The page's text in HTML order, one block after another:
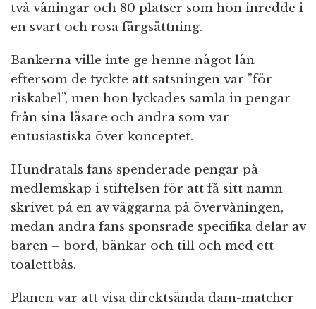
två våningar och 80 platser som hon inredde i
en svart och rosa färgsättning.
Bankerna ville inte ge henne något lån
eftersom de tyckte att satsningen var ”för
riskabel”, men hon lyckades samla in pengar
från sina läsare och andra som var
entusiastiska över konceptet.
Hundratals fans spenderade pengar på
medlemskap i stiftelsen för att få sitt namn
skrivet på en av väggarna på övervåningen,
medan andra fans sponsrade specifika delar av
baren – bord, bänkar och till och med ett
toalettbås.
Planen var att visa direktsända dam-matcher